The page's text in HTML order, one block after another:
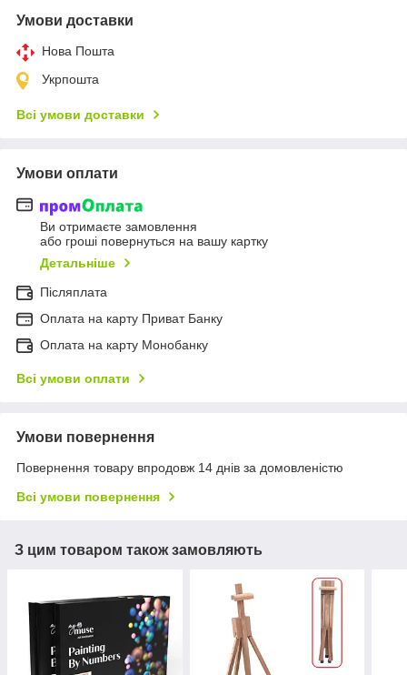
Умови доставки
Нова Пошта
Укрпошта
Всі умови доставки
Умови оплати
Ви отримаєте замовлення
або гроші повернуться на вашу картку
Детальніше
Післяплата
Оплата на карту Приват Банку
Оплата на карту Монобанку
Всі умови оплати
Умови повернення
Повернення товару впродовж 14 днів за домовленістю
Всі умови повернення
З цим товаром також замовляють